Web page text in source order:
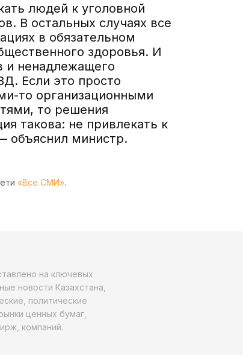
людей к уголовной
В остальных случаях все
в обязательном
здоровья. И
и ненадлежащего
Если это просто
то организационными
то решения
такова: не привлекать к
объяснил министр.
«Все СМИ».
на ключевых
новости Казахстана,
политические
ценных бумаг,
компаний.